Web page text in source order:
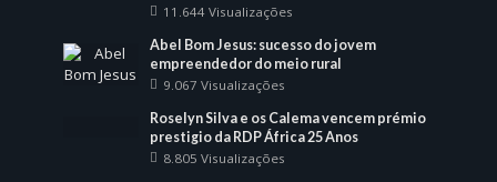
11.644 Visualizações
Abel Bom Jesus: sucesso do jovem
empreendedor do meio rural
9.067 Visualizações
Roselyn Silva e os Calema vencem prémio
prestigio da RDP África 25 Anos
8.805 Visualizações